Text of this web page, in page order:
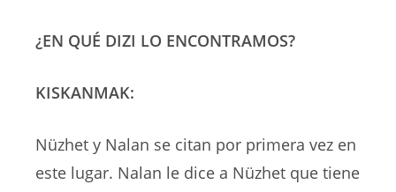
¿EN QUÉ DIZI LO ENCONTRAMOS?
KISKANMAK:
Nüzhet y Nalan se citan por primera vez en
este lugar. Nalan le dice a Nüzhet que tiene